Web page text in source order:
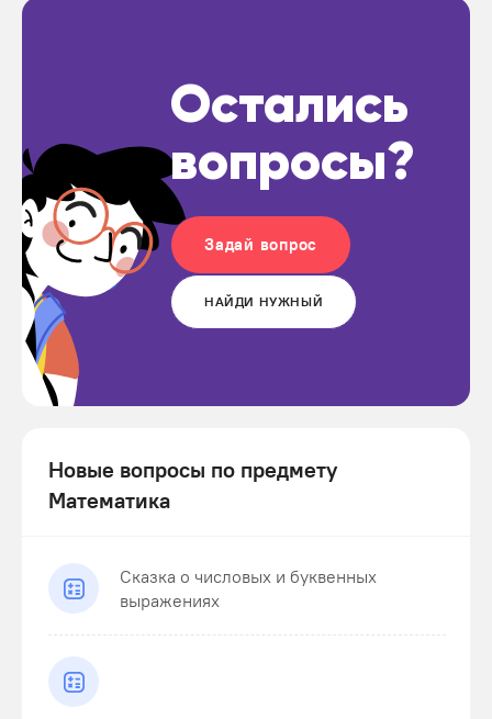
Остались
вопросы?
Задай вопрос
НАЙДИ НУЖНЫЙ
Новые вопросы по предмету
Математика
Сказка о числовых и буквенных
выражениях